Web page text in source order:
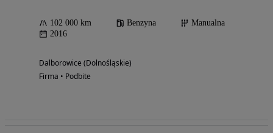
102 000 km Benzyna
Manualna
2016
Dalborowice (Dolnośląskie)
Firma • Podbite